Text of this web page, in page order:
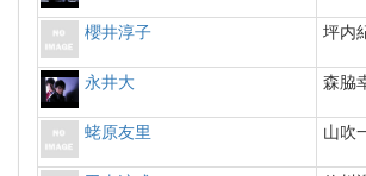
櫻井淳子 坪内
永井大 森脇
蛯原友里 山吹